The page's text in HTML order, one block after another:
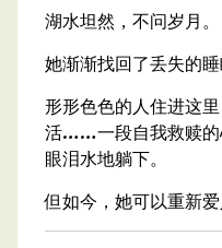
湖水坦然，不问岁月。
她渐渐找回了丢失的睡
形形色色的人住进这
活……一段自我救赎的
眼泪水地躺下。
但如今，她可以重新爱